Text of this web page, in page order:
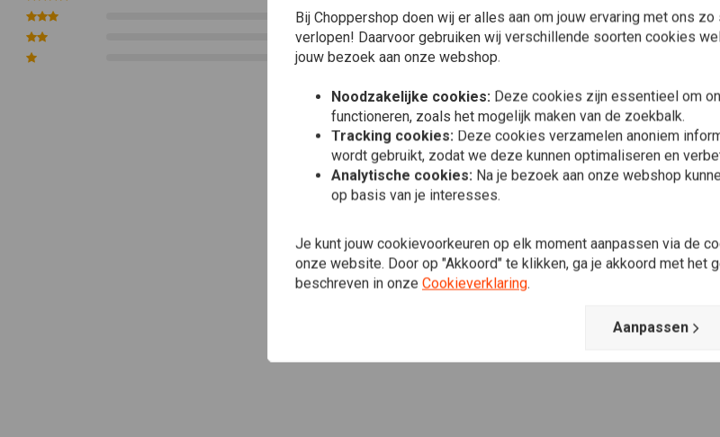
0
0
0
Bij Choppershop doen wij er alles aan om jouw ervaring met ons
verlopen! Daarvoor gebruiken wij verschillende soorten cookies
jouw bezoek aan onze webshop.
Noodzakelijke cookies: Deze cookies zijn essentieel om
functioneren, zoals het mogelijk maken van de zoekbalk.
Tracking cookies: Deze cookies verzamelen anoniem
wordt gebruikt, zodat we deze kunnen optimaliseren en
Analytische cookies: Na je bezoek aan onze webshop
op basis van je interesses.
Je kunt jouw cookievoorkeuren op elk moment aanpassen via de
onze website. Door op "Akkoord" te klikken, ga je akkoord met het
beschreven in onze Cookieverklaring.
Aanpassen